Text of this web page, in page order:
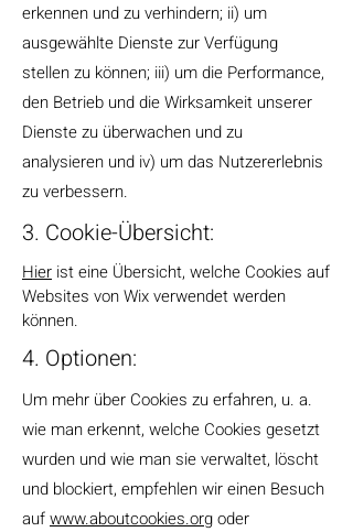
erkennen und zu verhindern; ii) um
ausgewählte Dienste zur Verfügung
stellen zu können; iii) um die Performance,
den Betrieb und die Wirksamkeit unserer
Dienste zu überwachen und zu
analysieren und iv) um das Nutzererlebnis
zu verbessern.
3. Cookie-Übersicht:
Hier ist eine Übersicht, welche Cookies auf
Websites von Wix verwendet werden
können.
4. Optionen:
Um mehr über Cookies zu erfahren, u. a.
wie man erkennt, welche Cookies gesetzt
wurden und wie man sie verwaltet, löscht
und blockiert, empfehlen wir einen Besuch
aufwww.aboutcookies.orgoder